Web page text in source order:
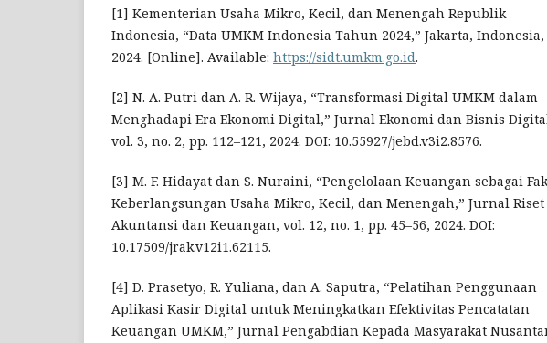
[1] Kementerian Usaha Mikro, Kecil, dan Menengah Republik
Indonesia, “Data UMKM Indonesia Tahun 2024,” Jakarta, Indonesia,
2024. [Online]. Available: https://sidt.umkm.go.id.
[2] N. A. Putri dan A. R. Wijaya, “Transformasi Digital UMKM dalam
Menghadapi Era Ekonomi Digital,” Jurnal Ekonomi dan Bisnis
vol. 3, no. 2, pp. 112–121, 2024. DOI: 10.55927/jebd.v3i2.8576.
[3] M. F. Hidayat dan S. Nuraini, “Pengelolaan Keuangan sebagai
Keberlangsungan Usaha Mikro, Kecil, dan Menengah,” Jurnal Riset
Akuntansi dan Keuangan, vol. 12, no. 1, pp. 45–56, 2024. DOI:
10.17509/jrak.v12i1.62115.
[4] D. Prasetyo, R. Yuliana, dan A. Saputra, “Pelatihan Penggunaan
Aplikasi Kasir Digital untuk Meningkatkan Efektivitas Pencatatan
Keuangan UMKM,” Jurnal Pengabdian Kepada Masyarakat